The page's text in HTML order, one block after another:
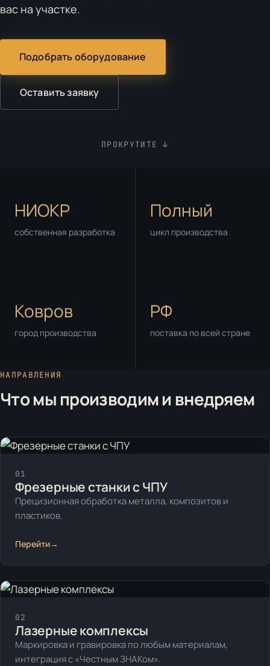
вас на участке.
Подобрать оборудование
Оставить заявку
ПРОКРУТИТЕ ↓
НИОКР
собственная разработка
Полный
цикл производства
Ковров
город производства
РФ
поставка по всей стране
НАПРАВЛЕНИЯ
Что мы производим и внедряем
01
Фрезерные станки с ЧПУ
Прецизионная обработка металла, композитов и
пластиков.
Перейти→
02
Лазерные комплексы
Маркировка и гравировка по любым материалам,
интеграция с «Честным ЗНАКом».